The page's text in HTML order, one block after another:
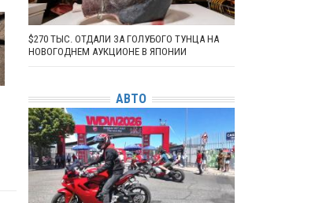
$270 ТЫС. ОТДАЛИ ЗА ГОЛУБОГО ТУНЦА НА
НОВОГОДНЕМ АУКЦИОНЕ В ЯПОНИИ
АВТО